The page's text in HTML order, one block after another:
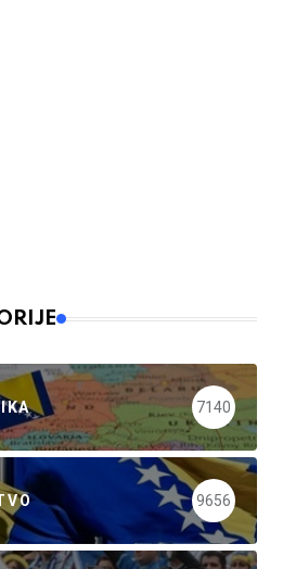
7140
9656